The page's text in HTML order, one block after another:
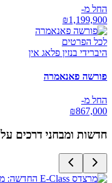
החל מ-
₪1,199,900
לכל הפרטים
היברידי בנזין פלאג אין
פורשה פאנאמרה
החל מ-
₪867,000
חדשות ומבחני דרכים על